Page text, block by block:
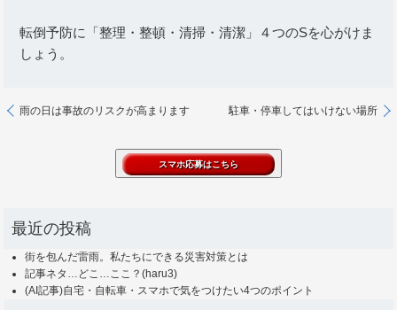
転倒予防に「整理・整頓・清掃・清潔」４つのSを心がけま
しょう。
雨の日は事故のリスクが高まります 駐車・停車してはいけない場所
最近の投稿
街を包んだ雷雨。私たちにできる災害対策とは
記事ネタ…どこ…ここ？(haru3)
(AI記事)自宅・自転車・スマホで気をつけたい4つのポイント